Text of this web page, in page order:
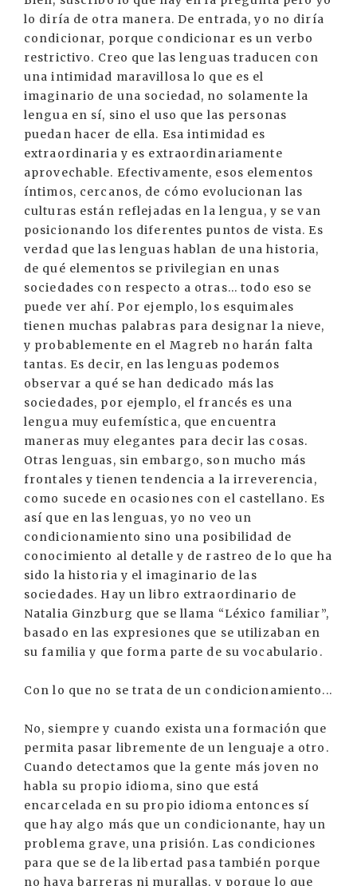
lo diría de otra manera. De entrada, yo no diría
condicionar, porque condicionar es un verbo
restrictivo. Creo que las lenguas traducen con
una intimidad maravillosa lo que es el
imaginario de una sociedad, no solamente la
lengua en sí, sino el uso que las personas
puedan hacer de ella. Esa intimidad es
extraordinaria y es extraordinariamente
aprovechable. Efectivamente, esos elementos
íntimos, cercanos, de cómo evolucionan las
culturas están reflejadas en la lengua, y se van
posicionando los diferentes puntos de vista. Es
verdad que las lenguas hablan de una historia,
de qué elementos se privilegian en unas
sociedades con respecto a otras... todo eso se
puede ver ahí. Por ejemplo, los esquimales
tienen muchas palabras para designar la nieve,
y probablemente en el Magreb no harán falta
tantas. Es decir, en las lenguas podemos
observar a qué se han dedicado más las
sociedades, por ejemplo, el francés es una
lengua muy eufemística, que encuentra
maneras muy elegantes para decir las cosas.
Otras lenguas, sin embargo, son mucho más
frontales y tienen tendencia a la irreverencia,
como sucede en ocasiones con el castellano. Es
así que en las lenguas, yo no veo un
condicionamiento sino una posibilidad de
conocimiento al detalle y de rastreo de lo que ha
sido la historia y el imaginario de las
sociedades. Hay un libro extraordinario de
Natalia Ginzburg que se llama “Léxico familiar”,
basado en las expresiones que se utilizaban en
su familia y que forma parte de su vocabulario.
Con lo que no se trata de un condicionamiento...
No, siempre y cuando exista una formación que
permita pasar libremente de un lenguaje a otro.
Cuando detectamos que la gente más joven no
habla su propio idioma, sino que está
encarcelada en su propio idioma entonces sí
que hay algo más que un condicionante, hay un
problema grave, una prisión. Las condiciones
para que se de la libertad pasa también porque
no haya barreras ni murallas, y porque lo que